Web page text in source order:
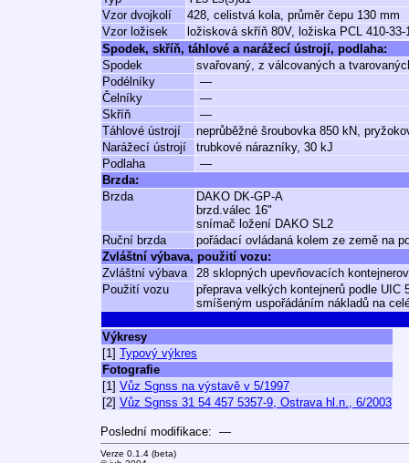
Vzor dvojkolí
428, celistvá kola, průměr čepu 130 mm
Vzor ložisek
ložisková skříň 80V, ložiska PCL 410-33-
Spodek, skříň, táhlové a narážecí ústrojí, podlaha:
Spodek
svařovaný, z válcovaných a
Podélníky
—
Čelníky
—
Skříň
—
Táhlové ústrojí
neprůběžné šroubovka 850 kN,
Narážecí ústrojí
trubkové nárazníky, 30 kJ
Podlaha
—
Brzda:
Brzda
DAKO DK-GP-A
brzd.válec 16"
snímač ložení DAKO SL2
Ruční brzda
pořádací ovládaná kolem ze země na
Zvláštní výbava, použití vozu:
Zvláštní výbava
28 sklopných upevňovacích
Použití vozu
přeprava velkých kontejnerů podle UIC
smíšeným uspořádáním nákladů na
Výkresy
[1] Typový výkres
Fotografie
[1] Vůz Sgnss na výstavě v 5/1997
[2] Vůz Sgnss 31 54 457 5357-9, Ostrava hl.n., 6/2003
Poslední modifikace: —
Verze 0.1.4 (beta)